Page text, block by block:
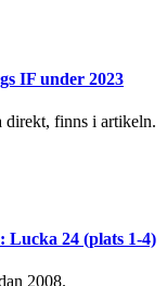
IF under 2023
direkt, finns i artikeln.
Lucka 24 (plats 1-4)
2008.